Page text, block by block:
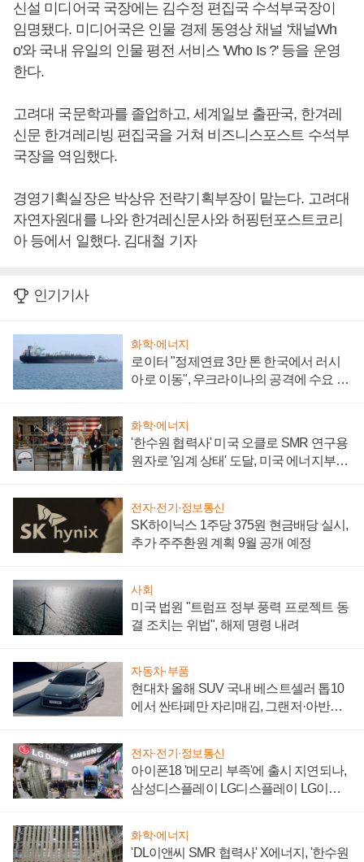
신설 미디어국 국장에는 김수정 편집국 수석부국장이
임명됐다. 미디어국은 인물 경제 동영상 채널 '채널Wh
o'와 국내 유일의 인물 평전 서비스 'Who Is ?' 등을 운영
한다.
고려대 국문학과를 졸업하고, 세계일보 출판국, 한겨레
신문 한겨레리빙 편집국을 거쳐 비즈니스포스트 수석부
국장을 역임했다.
경영기획실장은 박상유 전략기획부장이 맡는다. 고려대
자연자원대를 나와 한겨레신문사와 허핑턴포스트코리
아 등에서 일했다. 김대철 기자
인기기사
화학·에너지
로이터 "정제연료 3만 톤 한국에서 러시
아로 이동", 우크라이나의 공격에 수요 늘
화학·에너지
'한수원 협력사' 미국 오클로 SMR 연구용
원자로 '임계 상태' 도달, 미국 에너지부
전자·전기·정보통신
SK하이닉스 1주당 375원 현금배당 실시,
추가 주주환원 계획 9월 공개 예정
사회
미국 법원 "트럼프 정부 풍력 프로젝트 동
결 조치는 위법", 해제 명령 내려
자동차·부품
현대차 올해 SUV 국내 베스트셀러 톱10
에서 싼타페만 자리매김, 그랜저·아반떼
전자·전기·정보통신
아이폰18 '메모리 부족'에 출시 지연되나,
삼성디스플레이 LG디스플레이 LG이노
화학·에너지
'DL이앤씨 SMR 협력사' X에너지, '한수원